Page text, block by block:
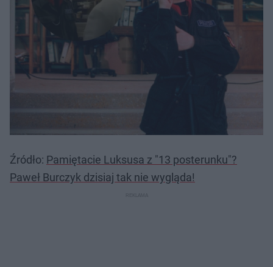
Źródło: Pamiętacie Luksusa z "13 posterunku"?
Paweł Burczyk dzisiaj tak nie wygląda!